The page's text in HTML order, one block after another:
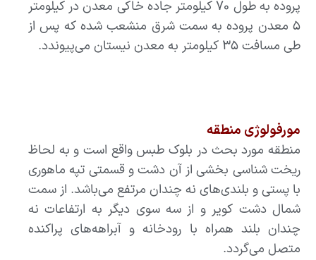
پروده به طول ۷۰ کیلومتر جاده خاکی معدن در کیلومتر
۵ معدن پروده به سمت شرق منشعب شده که پس از
طی مسافت ۳۵ کیلومتر به معدن نیستان ‌می‌پیوندد.
مورفولوژی منطقه
منطقه مورد بحث در بلوک طبس واقع است و به لحاظ
ریخت شناسی بخشی از آن دشت و قسمتی تپه ماهوری
با پستی و بلندی‌‌های نه چندان مرتفع ‌می‌باشد. از سمت
شمال دشت کویر و از سه سوی دیگر به ارتفاعات نه
چندان بلند همراه با رودخانه و آبراهه‌‌های پراکنده
متصل می‌گردد.